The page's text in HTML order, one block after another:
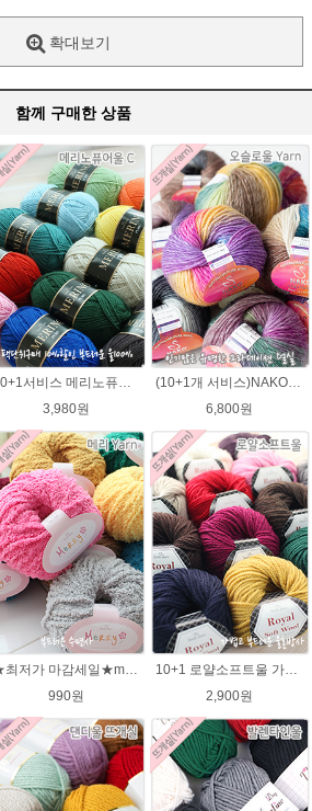
확대보기
함께 구매한 상품
10+1서비스 메리노퓨어울 C 손뜨개질 털실 뜨개실 블랭킷뜨기실
3,980원
(10+1개 서비스)NAKO 오슬로울 그라데이션 털실 Oslo wool 뜨개실 나코오슬로울실
6,800원
990원
2,900원